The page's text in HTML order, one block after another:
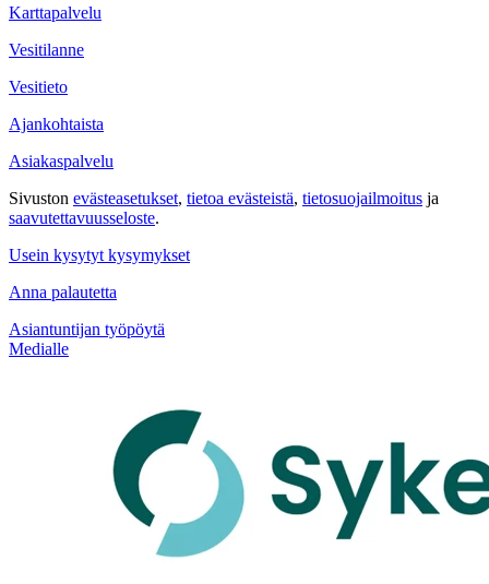
Karttapalvelu
Vesitilanne
Vesitieto
Ajankohtaista
Asiakaspalvelu
Sivuston evästeasetukset, tietoa evästeistä, tietosuojailmoitus ja
saavutettavuus­seloste.
Usein kysytyt kysymykset
Anna palautetta
Asiantuntijan työpöytä
Medialle